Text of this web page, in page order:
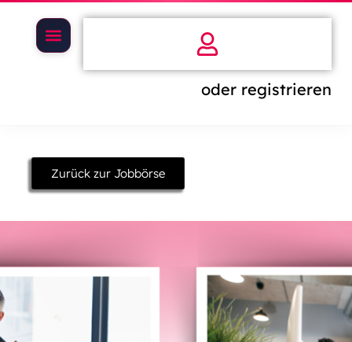
oder registrieren
Zurück zur Jobbörse